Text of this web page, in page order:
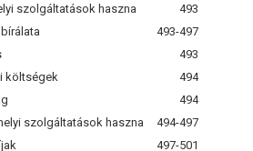
szolgáltatások haszna
493
493-497
493
494
494
szolgáltatások haszna
494-497
497-501